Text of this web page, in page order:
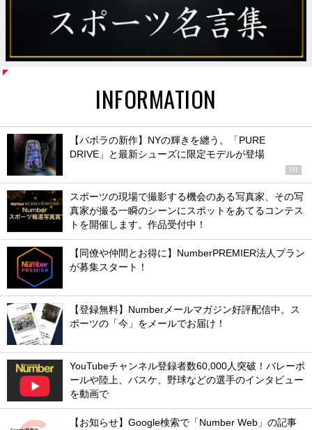
INFORMATION
【バボラの新作】NYの輝きを纏う。「PURE
DRIVE」と最新シューズに限定モデルが登場
PR
スポーツの現場で撮影する機会のある写真家、その写
真家が撮る一瞬のシーンにスポットをあてるコンテス
トを開催します。作品受付中！
【同僚や仲間とお得に】NumberPREMIER法人プラン
が募集スタート！
【登録無料】Numberメールマガジン好評配信中。ス
ポーツの「今」をメールでお届け！
YouTubeチャンネル登録者数60,000人突破！バレーボ
ールや陸上、バスケ、野球などの選手のインタビュー
を動画で
【お知らせ】Google検索で「Number Web」の記事